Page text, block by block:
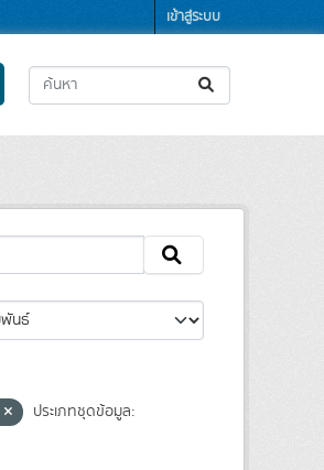
เข้าสู่ระบบ
ประเภทชุดข้อมูล: